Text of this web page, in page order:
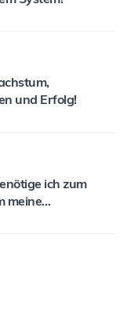
und Erfolg!
ich zum
meine